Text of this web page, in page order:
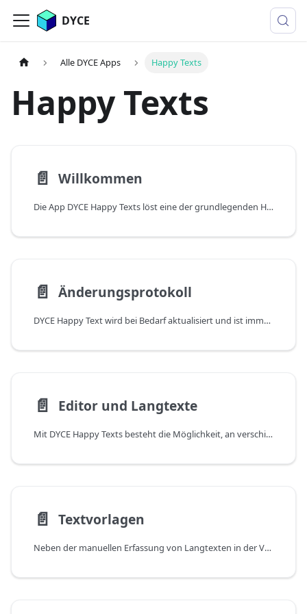
DYCE
Alle DYCE Apps Happy Texts
Happy Texts
📄️ Willkommen
Die App DYCE Happy Texts löst eine der grundlegenden Herausforderungen, die es in Microsoft Dynamics 365 Business Central schon immer gab: formatierbare Langtexte und Bilder in Verkaufsbelegen! Diese Langtexte stehen sowohl als Vor- und Nachtexte zu einem Verkaufsvorgang als auch als erweiterte Beschreibung zu den Produkten in den Belegzeilen zur Verfügung. Selbstverständlich können sie auch mit Bordmitteln ausgedruckt werden.
📄️ Änderungsprotokoll
DYCE Happy Text wird bei Bedarf aktualisiert und ist immer mit den aktuellen und kommenden Versionen von Business Central kompatibel. Die relevanten Änderungen werden einzeln in den Release Notes beschrieben. Zum Filtern auf eine bestimmte App kann der entsprechende Tag verwendet werden. Darüber hinaus besteht die Möglichkeit, Informationen zu Updates als RSS-Feed zu abonnieren.
📄️ Editor und Langtexte
Mit DYCE Happy Texts besteht die Möglichkeit, an verschiedenen Stellen in Business Central Langtexte zu verwenden und diese auch ausdrucken zu können. Dabei werden auch Bilder innerhalb des Fließtextes unterstützt. Für die Erfassung von Langtexten steht ein Editor zur Verfügung. Hierüber können Texte nicht nur erstellt, sondern auch formatiert werden. Langtexte und Bilder können an den folgenden Stellen verwendet werden:
📄️ Textvorlagen
Neben der manuellen Erfassung von Langtexten in der Verkaufszeile und der Hinterlegung von erweiterten Beschreibungen in den Stammdaten (für Artikel, Katalogartikel und Ressourcen) können Textvorlagen auch frei definiert werden. Auch lassen sie sich als automatische Vorschläge für Vor- und Nachtexte in Verkaufsbelegen verwenden. Textvorlagen beinhalten bereits formatierten Text und auch Bilder. Sie können bei Bedarf angepasst oder erweitert werden. Darüber hinaus bieten sie die Möglichkeit für die Verwendung von Platzhaltern, die dann zu einem späteren Zeitpunkt automatisch mit konkreten Werten ersetzt werden.